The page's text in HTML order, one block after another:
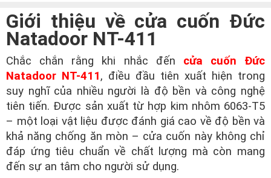
Giới thiệu về cửa cuốn Đức
Natadoor NT-411
Chắc chắn rằng khi nhắc đến cửa cuốn Đức
Natadoor NT-411, điều đầu tiên xuất hiện trong
suy nghĩ của nhiều người là độ bền và công nghệ
tiên tiến. Được sản xuất từ hợp kim nhôm 6063-T5
– một loại vật liệu được đánh giá cao về độ bền và
khả năng chống ăn mòn – cửa cuốn này không chỉ
đáp ứng tiêu chuẩn về chất lượng mà còn mang
đến sự an tâm cho người sử dụng.